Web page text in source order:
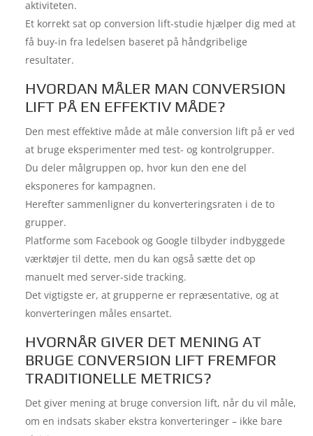
aktiviteten.
Et korrekt sat op conversion lift-studie hjælper dig med at
få buy-in fra ledelsen baseret på håndgribelige
resultater.
HVORDAN MÅLER MAN CONVERSION
LIFT PÅ EN EFFEKTIV MÅDE?
Den mest effektive måde at måle conversion lift på er ved
at bruge eksperimenter med test- og kontrolgrupper.
Du deler målgruppen op, hvor kun den ene del
eksponeres for kampagnen.
Herefter sammenligner du konverteringsraten i de to
grupper.
Platforme som Facebook og Google tilbyder indbyggede
værktøjer til dette, men du kan også sætte det op
manuelt med server-side tracking.
Det vigtigste er, at grupperne er repræsentative, og at
konverteringen måles ensartet.
HVORNÅR GIVER DET MENING AT
BRUGE CONVERSION LIFT FREMFOR
TRADITIONELLE METRICS?
Det giver mening at bruge conversion lift, når du vil måle,
om en indsats skaber ekstra konverteringer – ikke bare